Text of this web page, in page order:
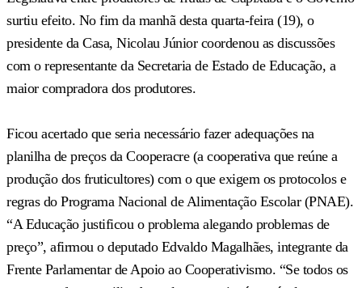
surtiu efeito. No fim da manhã desta quarta-feira (19), o
presidente da Casa, Nicolau Júnior coordenou as discussões
com o representante da Secretaria de Estado de Educação, a
maior compradora dos produtores.
Ficou acertado que seria necessário fazer adequações na
planilha de preços da Cooperacre (a cooperativa que reúne a
produção dos fruticultores) com o que exigem os protocolos e
regras do Programa Nacional de Alimentação Escolar (PNAE).
“A Educação justificou o problema alegando problemas de
preço”, afirmou o deputado Edvaldo Magalhães, integrante da
Frente Parlamentar de Apoio ao Cooperativismo. “Se todos os